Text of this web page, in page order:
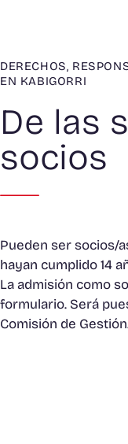
DERECHOS,
EN KABIGORRI
De las
socios
Pueden ser socios/
hayan cumplido 14
La admisión como
formulario. Será
Comisión de